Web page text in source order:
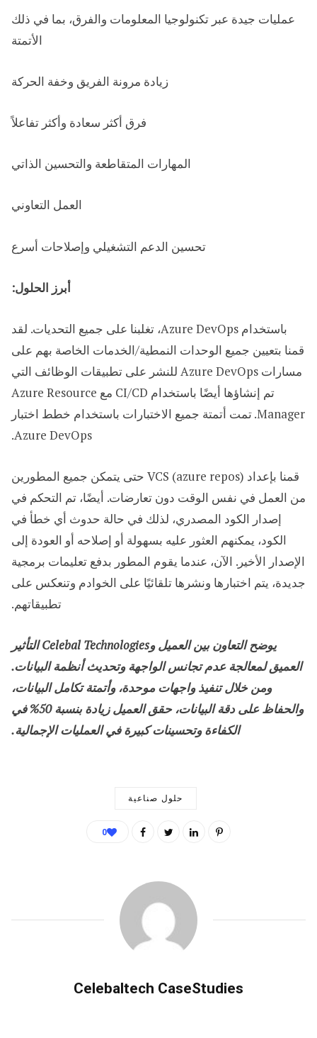
عمليات جيدة عبر تكنولوجيا المعلومات والفرق، بما في ذلك
الأتمتة
زيادة مرونة الفريق وخفة الحركة
فرق أكثر سعادة وأكثر تفاعلاً
المهارات المتقاطعة والتحسين الذاتي
العمل التعاوني
تحسين الدعم التشغيلي وإصلاحات أسرع
أبرز الحلول:
باستخدام Azure DevOps، تغلبنا على جميع التحديات. لقد
قمنا بتعيين جميع الوحدات النمطية/الخدمات الخاصة بهم على
مسارات Azure DevOps للنشر على تطبيقات الوظائف التي
تم إنشاؤها أيضًا باستخدام CI/CD مع Azure Resource
Manager. تمت أتمتة جميع الاختبارات باستخدام خطط اختبار
Azure DevOps.
قمنا بإعداد VCS (azure repos) حتى يتمكن جميع المطورين
من العمل في نفس الوقت دون تعارضات. أيضًا، تم التحكم في
إصدار الكود المصدري، لذلك في حالة حدوث أي خطأ في
الكود، يمكنهم العثور عليه بسهولة أو إصلاحه أو العودة إلى
الإصدار الأخير. الآن، عندما يقوم المطور بدفع تعليمات برمجية
جديدة، يتم اختبارها ونشرها تلقائيًا على الخوادم وتنعكس على
تطبيقاتهم.
يوضح التعاون بين العميل وCelebal Technologies التأثير
العميق لمعالجة عدم تجانس الواجهة وتحديث أنظمة البيانات.
ومن خلال تنفيذ واجهات موحدة، وأتمتة تكامل البيانات،
والحفاظ على دقة البيانات، حقق العميل زيادة بنسبة 50% في
الكفاءة وتحسينات كبيرة في العمليات الإجمالية.
حلول صناعية
0
Celebaltech CaseStudies